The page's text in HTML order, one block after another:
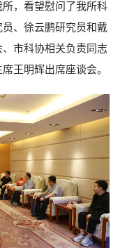
，看望慰问了我所科
、徐云鹏研究员和戴
市科协相关负责同志
王明辉出席座谈会。